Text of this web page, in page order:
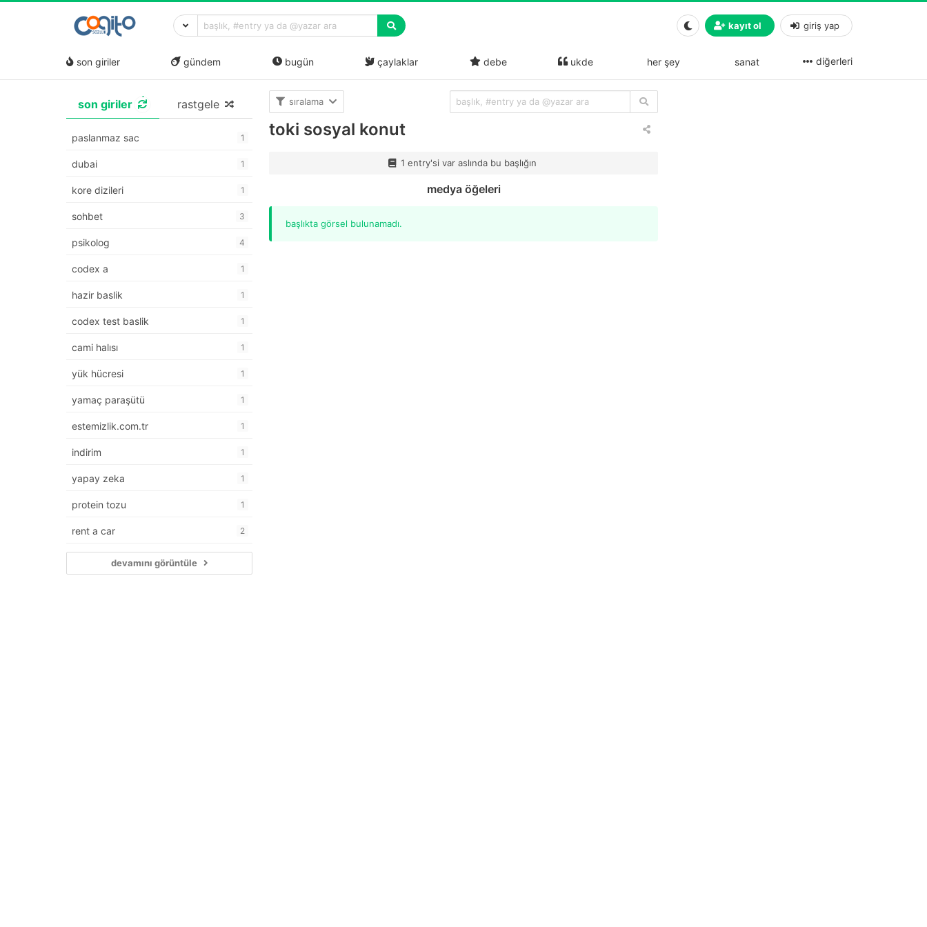
kayıt ol giriş yap
son giriler gündem bugün çaylaklar debe ukde her şey sanat diğerleri
son giriler rastgele
paslanmaz sac 1
dubai 1
kore dizileri 1
sohbet 3
psikolog 4
codex a 1
hazir baslik 1
codex test baslik 1
cami halısı 1
yük hücresi 1
yamaç paraşütü 1
estemizlik.com.tr 1
indirim 1
yapay zeka 1
protein tozu 1
rent a car 2
devamını görüntüle
sıralama
toki sosyal konut
1 entry'si var aslında bu başlığın
medya öğeleri
başlıkta görsel bulunamadı.